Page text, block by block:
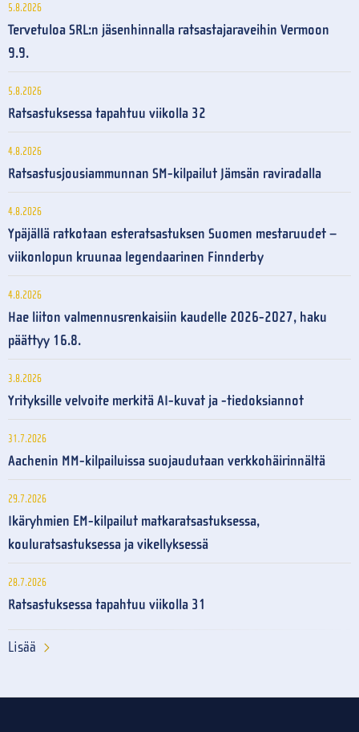
5.8.2026
Tervetuloa SRL:n jäsenhinnalla ratsastajaraveihin Vermoon
9.9.
5.8.2026
Ratsastuksessa tapahtuu viikolla 32
4.8.2026
Ratsastusjousiammunnan SM-kilpailut Jämsän raviradalla
4.8.2026
Ypäjällä ratkotaan esteratsastuksen Suomen mestaruudet –
viikonlopun kruunaa legendaarinen Finnderby
4.8.2026
Hae liiton valmennusrenkaisiin kaudelle 2026-2027, haku
päättyy 16.8.
3.8.2026
Yrityksille velvoite merkitä AI-kuvat ja -tiedoksiannot
31.7.2026
Aachenin MM-kilpailuissa suojaudutaan verkkohäirinnältä
29.7.2026
Ikäryhmien EM-kilpailut matkaratsastuksessa,
kouluratsastuksessa ja vikellyksessä
28.7.2026
Ratsastuksessa tapahtuu viikolla 31
Lisää